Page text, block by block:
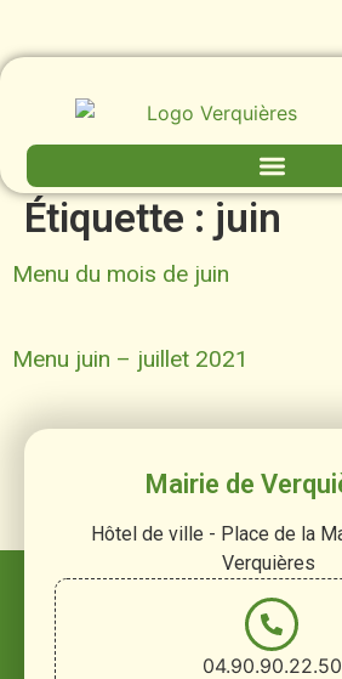
Étiquette : juin
Menu du mois de juin
Menu juin – juillet 2021
Mairie de
Hôtel de ville - Place de la
Verquières
04.90.90.22.50